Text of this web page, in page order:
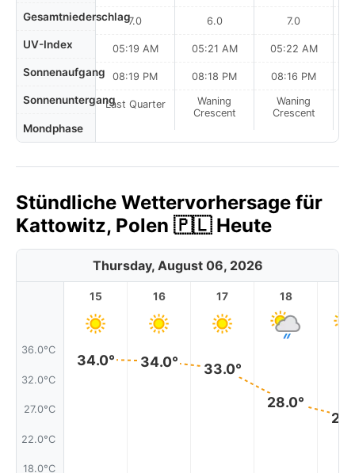
Gesamtniederschlag
UV-Index
Sonnenaufgang
Sonnenuntergang
Mondphase
7.0
05:19 AM
08:19 PM
Last Quarter
6.0
05:21 AM
08:18 PM
Waning
Crescent
7.0
05:22 AM
08:16 PM
Waning
Crescent
Stündliche Wettervorhersage für
Kattowitz, Polen 🇵🇱 Heute
Thursday, August 06, 2026
36.0°C
32.0°C
27.0°C
22.0°C
18.0°C
15
34.0°
16
34.0°
17
33.0°
18
28.0°